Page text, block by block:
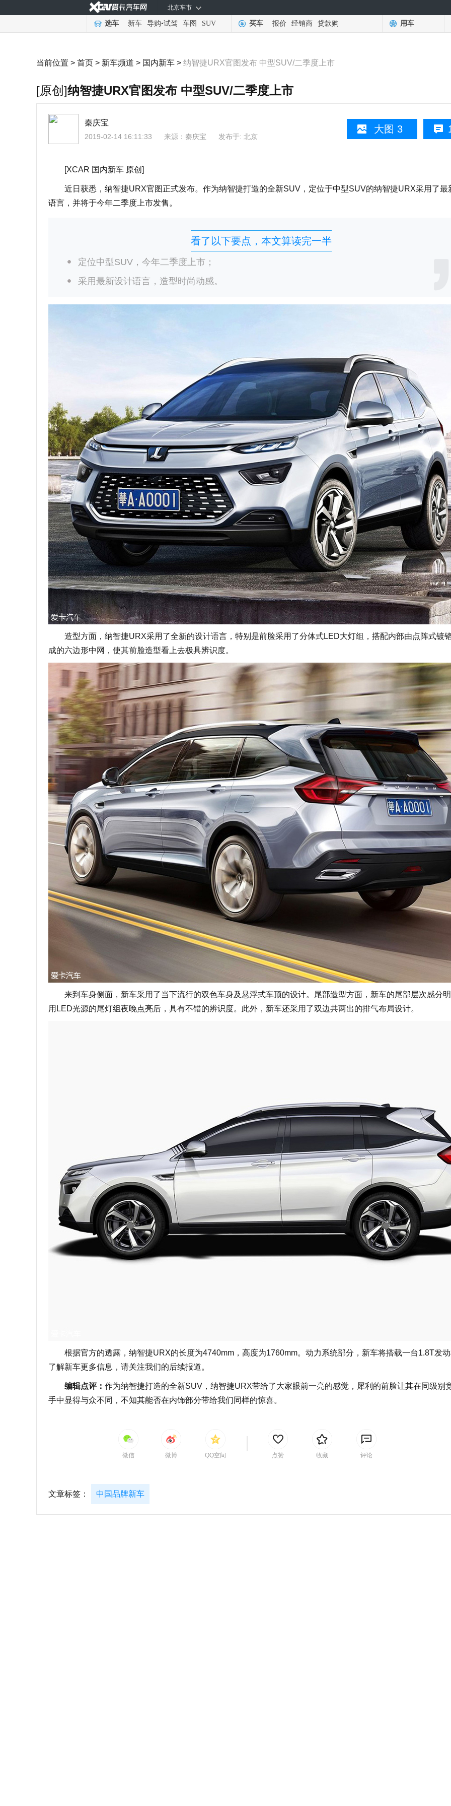
北京车市
选车 新车 导购•试驾 车图 SUV 买车 报价 经销商 贷款购 用车
当前位置 > 首页 > 新车频道 > 国内新车 > 纳智捷URX官图发布 中型SUV/二季度上市
[原创]纳智捷URX官图发布 中型SUV/二季度上市
大图 3
秦庆宝
2019-02-14 16:11:33 来源： 秦庆宝 发布于: 北京
[XCAR 国内新车 原创]
近日获悉，纳智捷URX官图正式发布。作为纳智捷打造的全新SUV，定位于中型SUV的纳智捷URX采用了最
语言，并将于今年二季度上市发售。
看了以下要点，本文算读完一半
定位中型SUV，今年二季度上市；
采用最新设计语言，造型时尚动感。
造型方面，纳智捷URX采用了全新的设计语言，特别是前脸采用了分体式LED大灯组，搭配内部由点阵式镀
成的六边形中网，使其前脸造型看上去极具辨识度。
来到车身侧面，新车采用了当下流行的双色车身及悬浮式车顶的设计。尾部造型方面，新车的尾部层次感分
用LED光源的尾灯组夜晚点亮后，具有不错的辨识度。此外，新车还采用了双边共两出的排气布局设计。
根据官方的透露，纳智捷URX的长度为4740mm，高度为1760mm。动力系统部分，新车将搭载一台1.8T发
了解新车更多信息，请关注我们的后续报道。
编辑点评： 作为纳智捷打造的全新SUV，纳智捷URX带给了大家眼前一亮的感觉，犀利的前脸让其在同级别
手中显得与众不同，不知其能否在内饰部分带给我们同样的惊喜。
微信 微博 QQ空间 点赞 收藏 评论
文章标签： 中国品牌新车